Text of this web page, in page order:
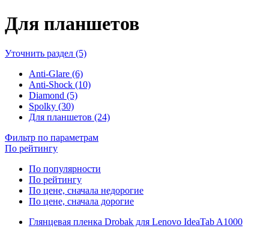
Для планшетов
Уточнить раздел (5)
Anti-Glare (6)
Anti-Shock (10)
Diamond (5)
Spolky (30)
Для планшетов (24)
Фильтр по параметрам
По рейтингу
По популярности
По рейтингу
По цене, сначала недорогие
По цене, сначала дорогие
Глянцевая пленка Drobak для Lenovo IdeaTab A1000